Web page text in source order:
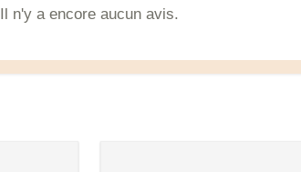
Il n'y a encore aucun avis.